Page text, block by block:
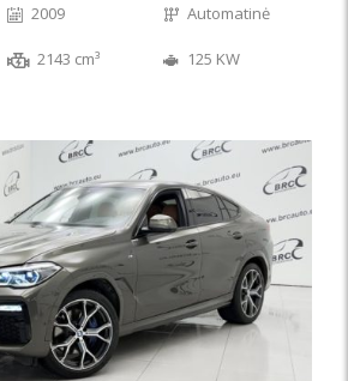
2009 Automatinė
2143 cm³ 125 KW